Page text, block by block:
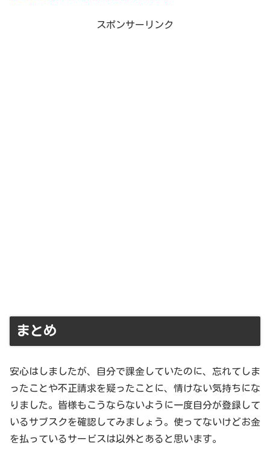
スポンサーリンク
まとめ
安心はしましたが、自分で課金していたのに、忘れてしま
ったことや不正請求を疑ったことに、情けない気持ちにな
りました。皆様もこうならないように一度自分が登録して
いるサブスクを確認してみましょう。使ってないけどお金
を払っているサービスは以外とあると思います。